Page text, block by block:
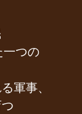
一つの
軍事、